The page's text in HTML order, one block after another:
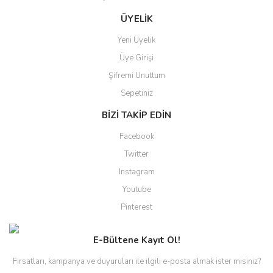
ÜYELİK
Yeni Üyelik
Üye Girişi
Şifremi Unuttum
Sepetiniz
BİZİ TAKİP EDİN
Facebook
Twitter
Instagram
Youtube
Pinterest
E-Bültene Kayıt Ol!
Fırsatları, kampanya ve duyuruları ile ilgili e-posta almak ister misiniz?